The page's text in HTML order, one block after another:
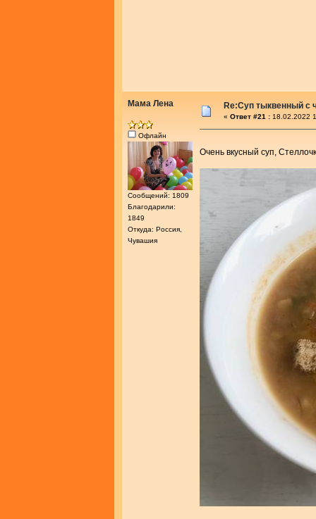
Мама Лена
Офлайн
Сообщений: 1809
Благодарили:
1849
Откуда: Россия,
Чувашия
Re:Суп тыквенный с
« Ответ #21 : 18.02.2022
Очень вкусный суп,